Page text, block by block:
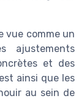
vue comme un
ajustements
et des
ainsi que les
au sein de